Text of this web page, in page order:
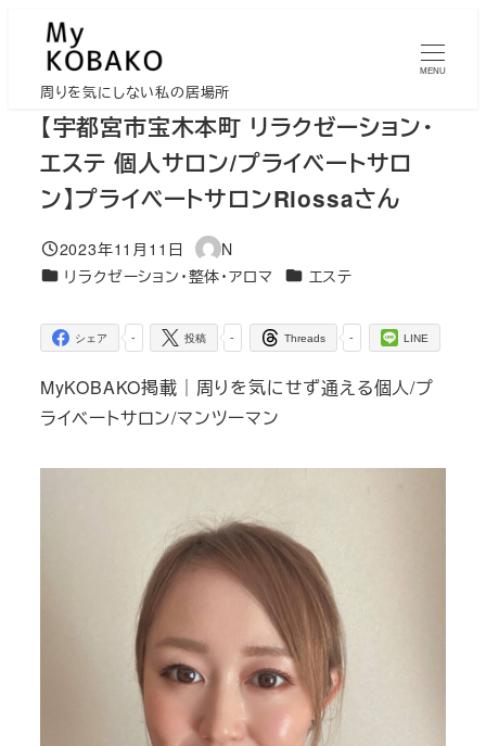
周りを気にしない私の居場所
MENU
【宇都宮市宝木本町 リラクゼーション・
エステ 個人サロン/プライベートサロ
ン】プライベートサロンRiossaさん
投稿日
2023年11月11日
著
者
N
カテゴリー
リラクゼーション・整体・アロマ カテゴリー
エステ
-
シェア -
投稿 -
Threads LINE
MyKOBAKO掲載｜周りを気にせず通える個人/プ
ライベートサロン/マンツーマン